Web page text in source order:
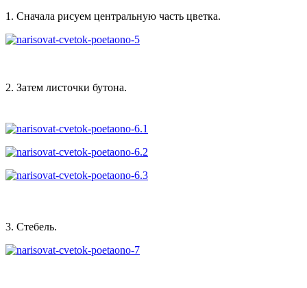
1. Cначала рисуем центральную часть цветка.
2. Затем листочки бутона.
3. Стебель.